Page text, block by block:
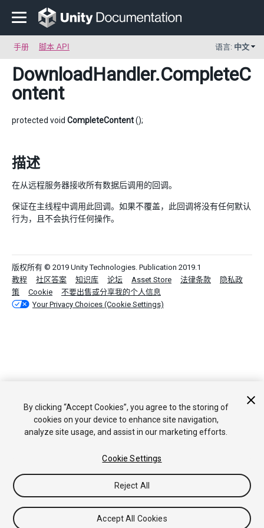
手册 脚本 API 语言: 中文
DownloadHandler.CompleteC
ontent
protected void CompleteContent();
描述
在从远程服务器接收所有数据后调用的回调。
保证在主线程中调用此回调。如果不覆盖，此回调将没有任何默认
行为，且不会执行任何操作。
版权所有 © 2019 Unity Technologies. Publication 2019.1
教程
社区答案 知识库 论坛 Asset Store 法律条款
隐私政
策
Cookie
不要出售或分享我的个人信息
Your Privacy Choices (Cookie Settings)
By clicking “Accept Cookies”, you agree to the storing of
cookies on your device to enhance site navigation,
analyze site usage, and assist in our marketing efforts.
Cookie Settings
Reject All
Accept All Cookies